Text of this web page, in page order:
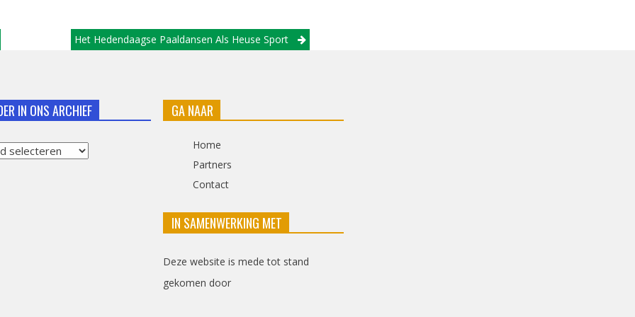
Het Hedendaagse Paaldansen Als Heuse Sport
IN ONS ARCHIEF GA NAAR
Home
Partners
Contact
IN SAMENWERKING MET
Deze website is mede tot stand
gekomen door